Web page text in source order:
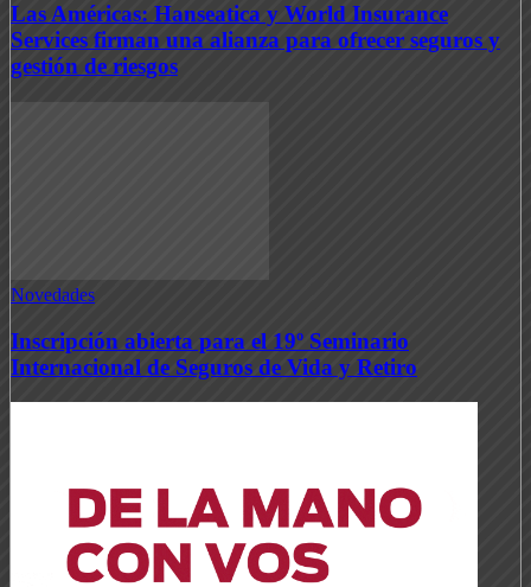
Las Américas: Hanseatica y World Insurance
Services firman una alianza para ofrecer seguros y
gestión de riesgos
Novedades
Inscripción abierta para el 19º Seminario
Internacional de Seguros de Vida y Retiro